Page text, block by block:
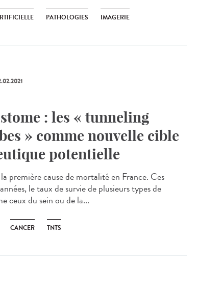
PATHOLOGIES IMAGERIE
: les « tunneling
» comme nouvelle cible
potentielle
première cause de mortalité en France. Ces
le taux de survie de plusieurs types de
ceux du sein ou de la...
CANCER TNTS